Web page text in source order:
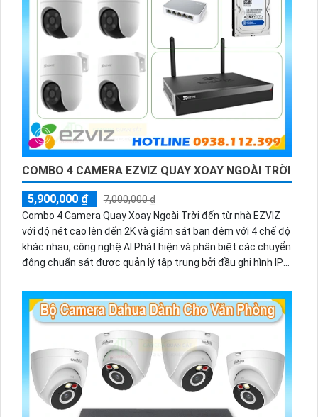
COMBO 4 CAMERA EZVIZ QUAY XOAY NGOÀI TRỜI
5,900,000 ₫
7,000,000 ₫
Combo 4 Camera Quay Xoay Ngoài Trời đến từ nhà EZVIZ
với độ nét cao lên đến 2K và giám sát ban đêm với 4 chế độ
khác nhau, công nghệ AI Phát hiện và phân biệt các chuyển
động chuẩn sát được quản lý tập trung bởi đầu ghi hình IP